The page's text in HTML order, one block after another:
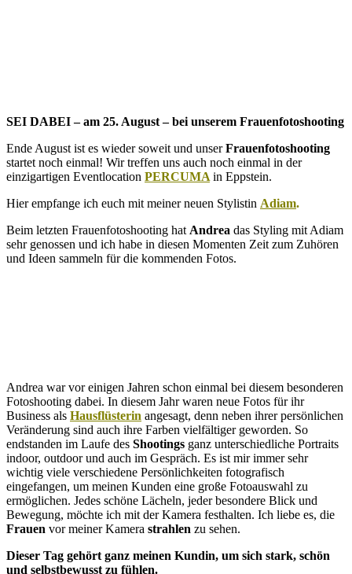
SEI DABEI – am 25. August – bei unserem Frauenfotoshooting
Ende August ist es wieder soweit und unserFrauenfotoshooting
startet noch einmal! Wir treffen uns auch noch einmal in der
einzigartigen Eventlocation PERCUMA in Eppstein.
Hier empfange ich euch mit meiner neuen Stylistin Adiam.
Beim letzten Frauenfotoshooting hat Andrea das Styling mit Adiam
sehr genossen und ich habe in diesen Momenten Zeit zum Zuhören
und Ideen sammeln für die kommenden Fotos.
Andrea war vor einigen Jahren schon einmal bei diesem besonderen
Fotoshooting dabei. In diesem Jahr waren neue Fotos für ihr
Business als Hausflüsterin angesagt, denn neben ihrer persönlichen
Veränderung sind auch ihre Farben vielfältiger geworden. So
endstanden im Laufe des Shootings ganz unterschiedliche Portraits
indoor, outdoor und auch im Gespräch. Es ist mir immer sehr
wichtig viele verschiedene Persönlichkeiten fotografisch
eingefangen, um meinen Kunden eine große Fotoauswahl zu
ermöglichen. Jedes schöne Lächeln, jeder besondere Blick und
Bewegung, möchte ich mit der Kamera festhalten. Ich liebe es, die
Frauen vor meiner Kamera strahlen zu sehen.
Dieser Tag gehört ganz meinen Kundin, um sich stark, schön
und selbstbewusst zu fühlen.